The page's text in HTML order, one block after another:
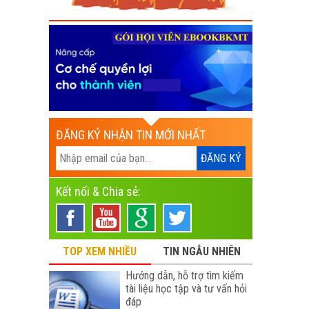
ĐĂNG KÝ NHẬN TIN MỚI NHẤT
Kết nối & Chia sẻ:
TOP XEM NHIỀU
TIN NGẪU NHIÊN
Hướng dẫn, hỗ trợ tìm kiếm
tài liệu học tập và tư vấn hỏi
đáp